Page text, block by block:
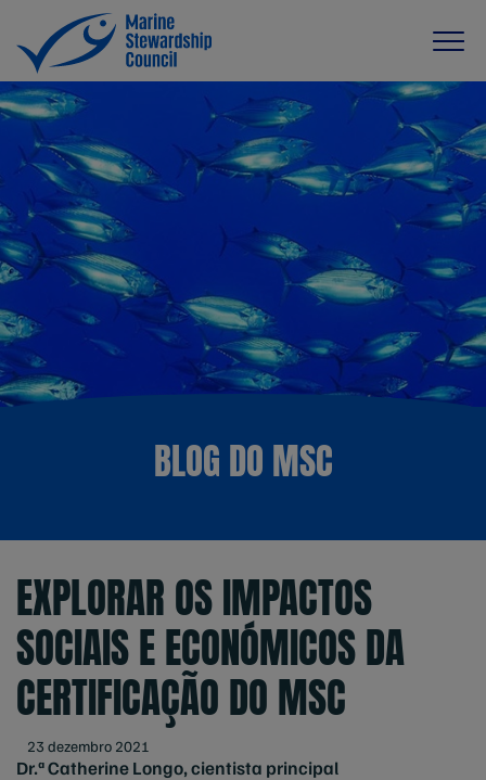
BLOG DO MSC
EXPLORAR OS IMPACTOS
SOCIAIS E ECONÓMICOS DA
CERTIFICAÇÃO DO MSC
23 dezembro 2021
Dr.ª Catherine Longo, cientista principal